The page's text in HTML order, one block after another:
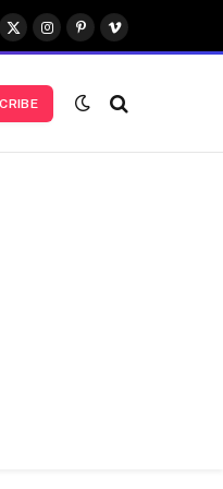
X
(Twitter)
Instagram
Pinterest
Vimeo